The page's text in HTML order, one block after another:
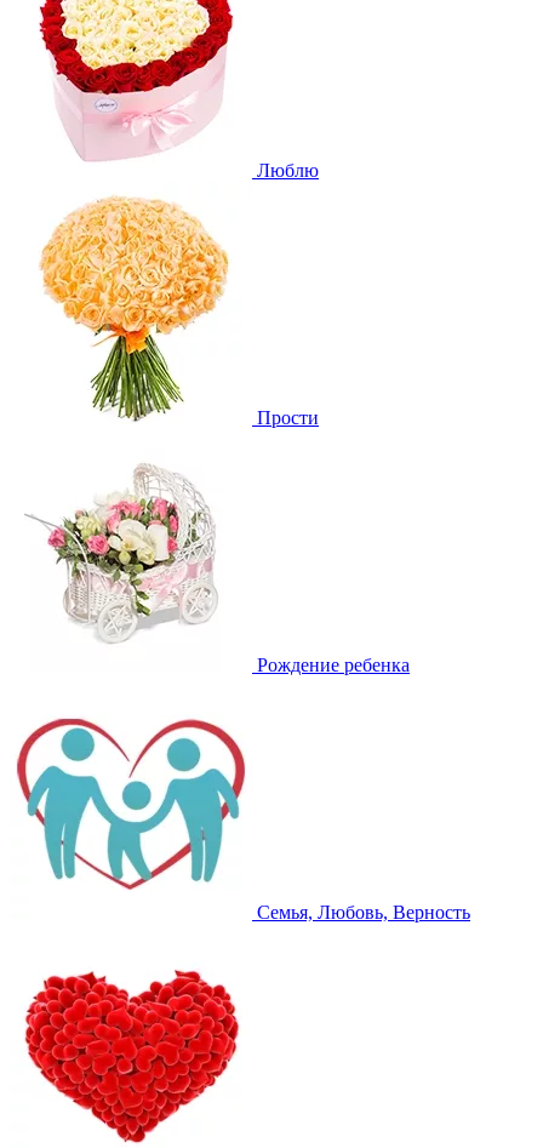
Люблю
Прости
Рождение ребенка
Семья, Любовь, Верность